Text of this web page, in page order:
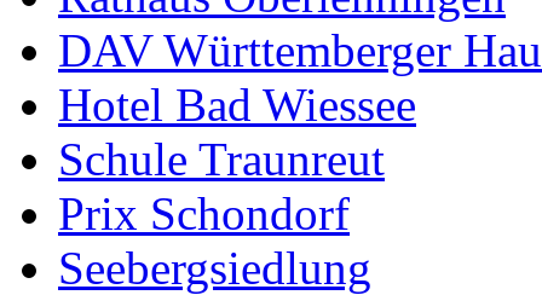
DAV Württemberger
Hotel Bad Wiessee
Schule Traunreut
Prix Schondorf
Seebergsiedlung